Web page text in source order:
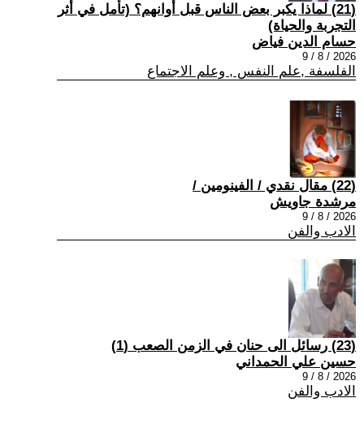
(21) لماذا يكبر بعض الناس قبل أوانهم؟ (تأمل في أثر
التجربة والحياة)
حسام الدين فياض
2026 / 8 / 9
الفلسفة ,علم النفس , وعلم الاجتماع
(22) مقال نقدي / الفينومين /
مرشدة جاويش
2026 / 8 / 9
الادب والفن
(23) رسائل الى حنان في الزمن الصعب (1)
حسين علي الحمداني
2026 / 8 / 9
الادب والفن